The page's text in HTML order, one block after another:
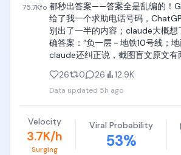
商单制作过程
当双方确认合作之后，中介会给你
这份 brief 里面会写清楚具体的创
绍什么产品、突出哪些功能、带哪
我目前接到的商单，大部分都和 AI
比如大模型更新、Agent 产品实测
资讯类的内容。
事情解决后，Tibo 又发帖庆祝，
哪里都能用，包括 Claude Code
这件事和自己「不跳槽」，他还直
Work 和 Codex 所有付费用户的使
75.7Kfo 都秒出答案——答案全是乱编的！
给了我一个求助电话号码，
别出了一半的内容；claude大概想
确答案：“负一层－地铁10号线；地
claude还纠正说，截图盲文原文有
26 0 26 12.9K
Data updated 5h ago
Velocity
3.7K/h
Surging
Viral Probability
53%